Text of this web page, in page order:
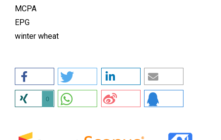
MCPA
EPG
winter wheat
0